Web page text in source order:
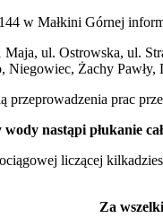
w Małkini Górnej
ul. Ostrowska, ul.
Niegowiec, Żachy
prac
nastąpi płukanie
liczącej
Za wszelkie